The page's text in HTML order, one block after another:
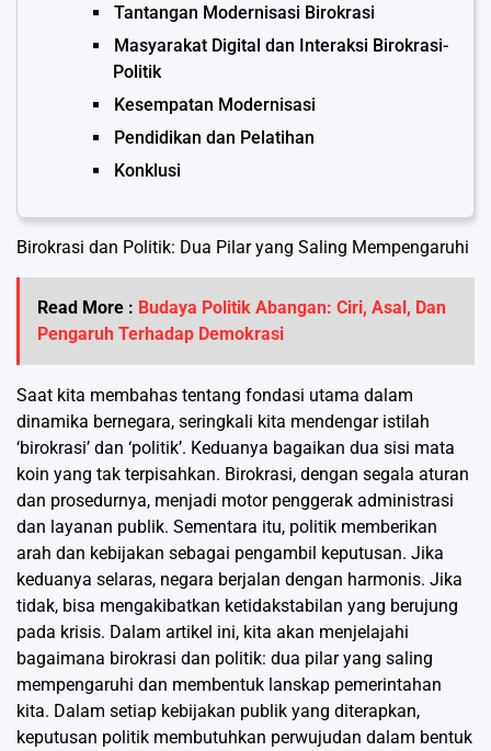
Tantangan Modernisasi Birokrasi
Masyarakat Digital dan Interaksi Birokrasi-
Politik
Kesempatan Modernisasi
Pendidikan dan Pelatihan
Konklusi
Birokrasi dan Politik: Dua Pilar yang Saling Mempengaruhi
Read More : Budaya Politik Abangan: Ciri, Asal, Dan
Pengaruh Terhadap Demokrasi
Saat kita membahas tentang fondasi utama dalam
dinamika bernegara, seringkali kita mendengar istilah
‘birokrasi’ dan ‘politik’. Keduanya bagaikan dua sisi mata
koin yang tak terpisahkan. Birokrasi, dengan segala aturan
dan prosedurnya, menjadi motor penggerak administrasi
dan layanan publik. Sementara itu, politik memberikan
arah dan kebijakan sebagai pengambil keputusan. Jika
keduanya selaras, negara berjalan dengan harmonis. Jika
tidak, bisa mengakibatkan ketidakstabilan yang berujung
pada krisis. Dalam artikel ini, kita akan menjelajahi
bagaimana birokrasi dan politik: dua pilar yang saling
mempengaruhi dan membentuk lanskap pemerintahan
kita. Dalam setiap kebijakan publik yang diterapkan,
keputusan politik membutuhkan perwujudan dalam bentuk